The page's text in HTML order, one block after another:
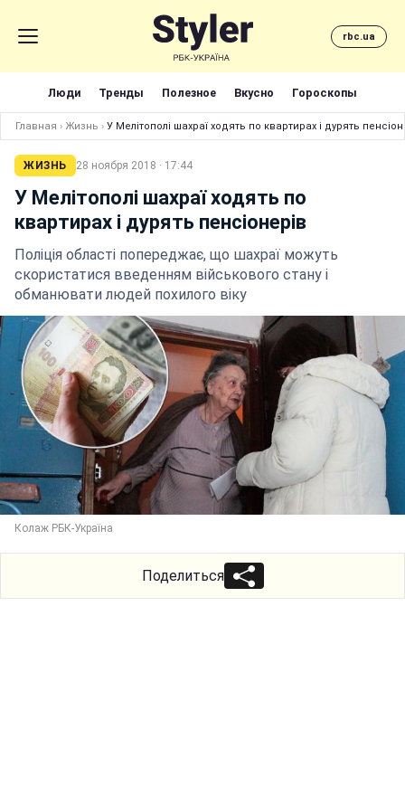
rbc.ua
Люди Тренды Полезное Вкусно Гороскопы
Главная › Жизнь › У Мелітополі шахраї ходять по квартирах і дурять
ЖИЗНЬ 28 ноября 2018 · 17:44
У Мелітополі шахраї ходять по
квартирах і дурять пенсіонерів
Поліція області попереджає, що шахраї можуть
скористатися введенням військового стану і
обманювати людей похилого віку
Колаж РБК-Україна
Поделиться